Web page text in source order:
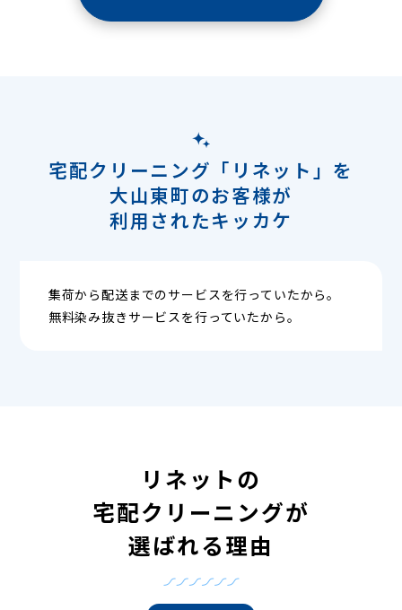
宅配クリーニング「リネット」を
大山東町のお客様が
利用されたキッカケ
集荷から配送までのサービスを行っていたから。
無料染み抜きサービスを行っていたから。
リネットの
宅配クリーニングが
選ばれる理由